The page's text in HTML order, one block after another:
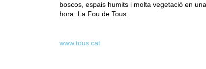
boscos, espais humits i molta vegetació en
hora: La Fou de Tous.
www.tous.cat